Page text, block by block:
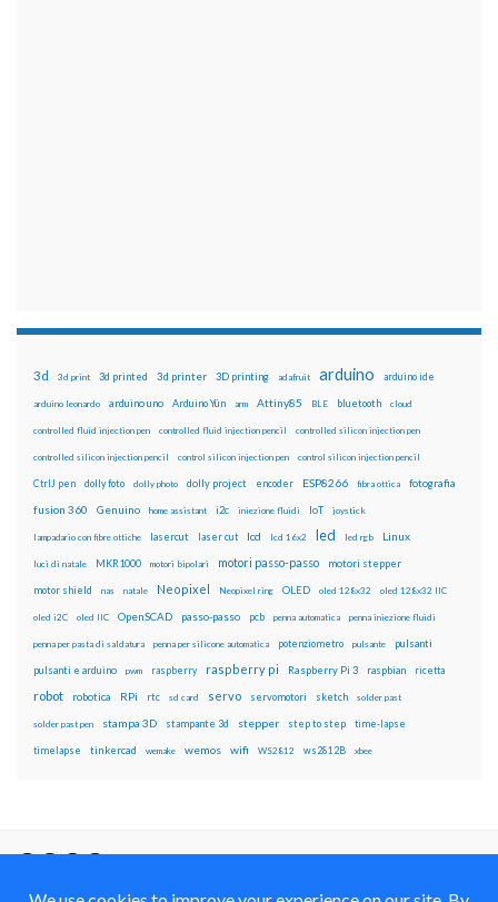
3d 3d print 3d printed 3d printer 3D printing adafruit arduino arduino ide
arduino leonardo arduino uno Arduino Yún arm Attiny85 BLE bluetooth cloud
controlled fluid injection pen controlled fluid injection pencil controlled silicon injection pen
controlled silicon injection pencil control silicon injection pen control silicon injection pencil
CtrlJ pen dolly foto dolly photo dolly project encoder ESP8266 fibra ottica fotografia
fusion 360 Genuino home assistant i2c iniezione fluidi IoT joystick
lampadario con fibre ottiche lasercut laser cut lcd lcd 16x2 led led rgb Linux
luci di natale MKR1000 motori bipolari motori passo-passo motori stepper
motor shield nas natale Neopixel Neopixel ring OLED oled 128x32 oled 128x32 IIC
oled i2C oled IIC OpenSCAD passo-passo pcb penna automatica penna iniezione fluidi
penna per pasta di saldatura penna per silicone automatica potenziometro pulsante pulsanti
pulsanti e arduino pwm raspberry raspberry pi Raspberry Pi 3 raspbian ricetta
robot robotica RPi rtc sd card servo servomotori sketch solder past
solder past pen stampa 3D stampante 3d stepper step to step time-lapse
timelapse tinkercad wemake wemos wifi WS2812 ws2812B xbee